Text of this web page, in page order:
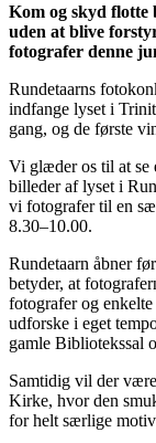
Kom og skyd
uden at blive
fotografer denne
Rundetaarns
indfange lyset i
gang, og de første
Vi glæder os til at se
billeder af lyset i
vi fotografer til en
8.30–10.00.
Rundetaarn åbner
betyder, at
fotografer og
udforske i eget
gamle Bibliotekssal
Samtidig vil der
Kirke, hvor den
for helt særlige